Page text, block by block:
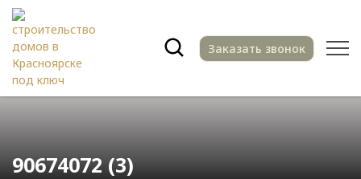
Заказать звонок
90674072 (3)